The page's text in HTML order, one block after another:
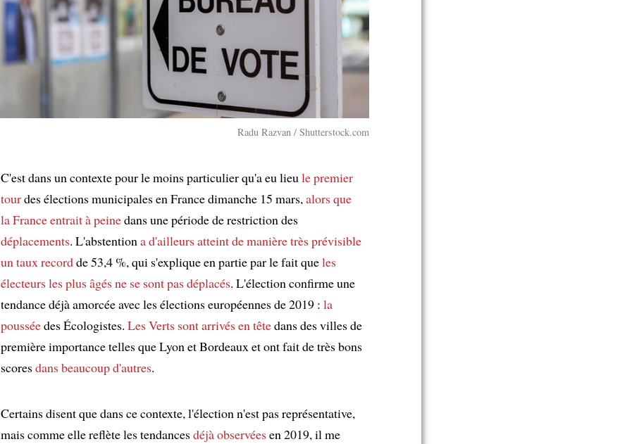
Radu Razvan / Shutterstock.com
C'est dans un contexte pour le moins particulier qu'a eu lieule premier
tourdes élections municipales en France dimanche 15 mars,alors que
la France entrait à peinedans une période de restriction des
déplacements. L'abstentiona d'ailleurs atteint de manière très prévisible
un taux recordde 53,4 %, qui s'explique en partie par le fait queles
électeurs les plus âgésne se sont pas déplacés. L'élection confirme une
tendance déjà amorcée avec les élections européennes de 2019 : la
pousséedes Écologistes. Les Verts sont arrivés en têtedans des villes de
première importance telles que Lyon et Bordeaux et ont fait de très bons
scoresdans beaucoup d'autres.
Certains disent que dans ce contexte, l'élection n'est pas représentative,
mais comme elle reflète les tendancesdéjà observéesen 2019, il me